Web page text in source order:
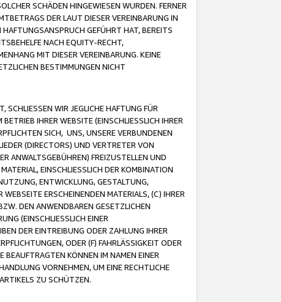
SCHÄDEN HINGEWIESEN WURDEN. FERNER
DER LAUT DIESER VEREINBARUNG IN
GEFÜHRT HAT, BEREITS
NACH EQUITY-RECHT,
MIT DIESER VEREINBARUNG. KEINE
BESTIMMUNGEN NICHT
WIR JEGLICHE HAFTUNG FÜR
IHRER WEBSITE (EINSCHLIESSLICH IHRER
SICH, UNS, UNSERE VERBUNDENEN
(DIRECTORS) UND VERTRETER VON
ANWALTSGEBÜHREN) FREIZUSTELLEN UND
EINSCHLIESSLICH DER KOMBINATION
ENTWICKLUNG, GESTALTUNG,
ERSCHEINENDEN MATERIALS, (C) IHRER
DEN ANWENDBAREN GESETZLICHEN
(EINSCHLIESSLICH EINER
DER EINTREIBUNG ODER ZAHLUNG IHRER
ODER (F) FAHRLÄSSIGKEIT ODER
BEAUFTRAGTEN KÖNNEN IM NAMEN EINER
VORNEHMEN, UM EINE RECHTLICHE
ZU SCHÜTZEN.